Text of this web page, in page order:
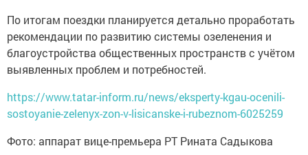
По итогам поездки планируется детально проработать
рекомендации по развитию системы озеленения и
благоустройства общественных пространств с учётом
выявленных проблем и потребностей.
https://www.tatar-inform.ru/news/eksperty-kgau-ocenili-
sostoyanie-zelenyx-zon-v-lisicanske-i-rubeznom-6025259
Фото: аппарат вице-премьера РТ Рината Садыкова